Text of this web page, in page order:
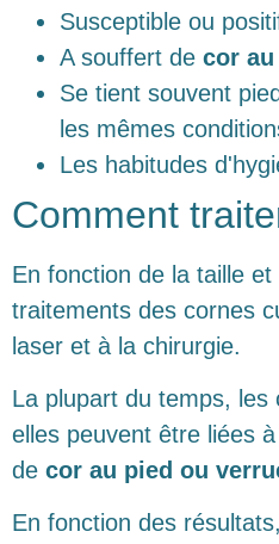
Susceptible ou
A souffert de cor
Se tient souvent
les mêmes
Les habitudes
Comment
En fonction de la taille
traitements des cornes
laser et à la chirurgie.
La plupart du temps, les
elles peuvent être liées
de cor au pied ou
En fonction des